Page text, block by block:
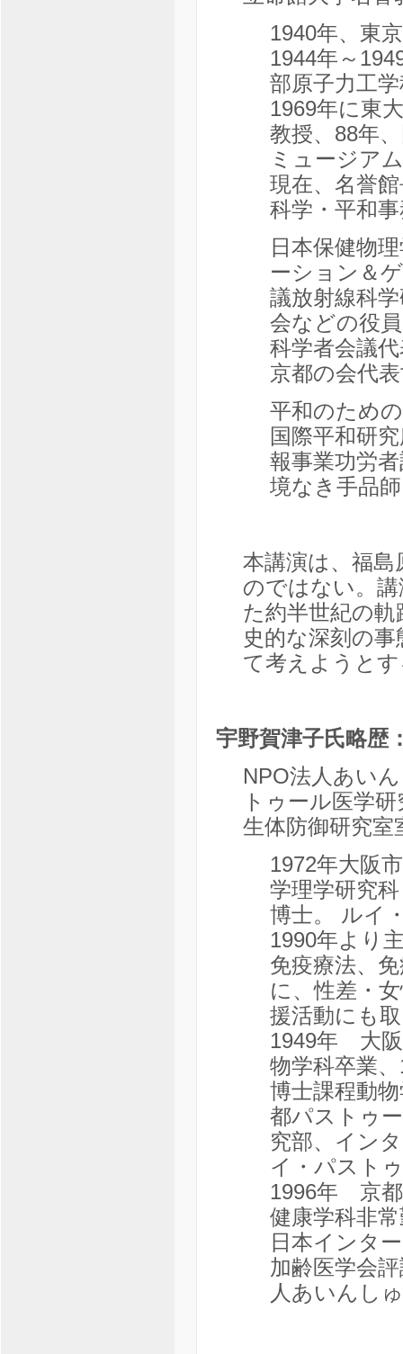
1940年、東
1944年～
部原子力工
1969年に東
教授、88年
ミュージア
現在、名誉
科学・平和
日本保健物
ーション＆
議放射線科
会などの役
科学者会議
京都の会代
平和のため
国際平和研
報事業功労
境なき手品
本講演は、福
のではない。
た約半世紀の
史的な深刻の
て考えようと
宇野賀津子氏略歴
NPO法人あい
トゥール医学
生体防御研究室
1972年大阪
学理学研究
博士。 ルイ
1990年より
免疫療法、
に、性差・
援活動にも
1949年 大阪
物学科卒業
博士課程動
都パストゥ
究部、イン
イ・パスト
1996年 京
健康学科非
日本インタ
加齢医学会
人あいんし